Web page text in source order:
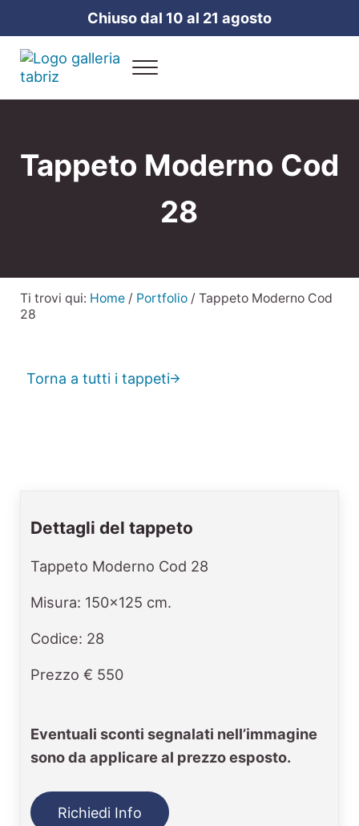
Passa al contenuto principale
Skip to header right navigation
Skip to site footerChiuso dal 10 al 21 agosto
Galleria Tabriz
Menu
Tappeto Moderno Cod
28
Ti trovi qui: Home / Portfolio /Tappeto Moderno Cod
28
Torna a tutti i tappeti
Dettagli del tappeto
Tappeto Moderno Cod 28
Misura: 150x125 cm.
Codice: 28
Prezzo € 550
Eventuali sconti segnalati nell’immagine
sono da applicare al prezzo esposto.
Richiedi Info